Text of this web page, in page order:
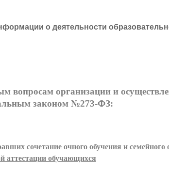
о деятельности
организации и
законом №273-ФЗ:
сочетание очного обучения и семейного
аттестации обучающихся